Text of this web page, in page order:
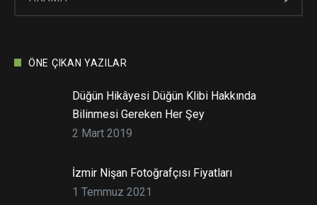
ÖNE ÇIKAN YAZILAR
Düğün Hikâyesi Düğün Klibi Hakkında
Bilinmesi Gereken Her Şey
2 Mart 2019
İzmir Nişan Fotoğrafçısı Fiyatları
1 Temmuz 2021